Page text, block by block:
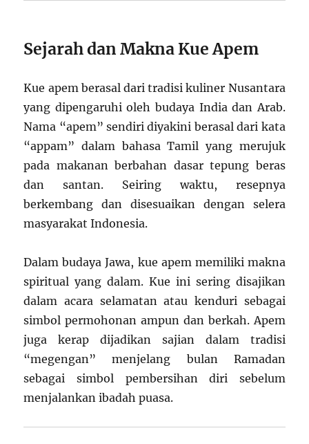
Sejarah dan Makna Kue Apem
Kue apem berasal dari tradisi kuliner Nusantara
yang dipengaruhi oleh budaya India dan Arab.
Nama “apem” sendiri diyakini berasal dari kata
“appam” dalam bahasa Tamil yang merujuk
pada makanan berbahan dasar tepung beras
dan santan. Seiring waktu, resepnya
berkembang dan disesuaikan dengan selera
masyarakat Indonesia.
Dalam budaya Jawa, kue apem memiliki makna
spiritual yang dalam. Kue ini sering disajikan
dalam acara selamatan atau kenduri sebagai
simbol permohonan ampun dan berkah. Apem
juga kerap dijadikan sajian dalam tradisi
“megengan” menjelang bulan Ramadan
sebagai simbol pembersihan diri sebelum
menjalankan ibadah puasa.